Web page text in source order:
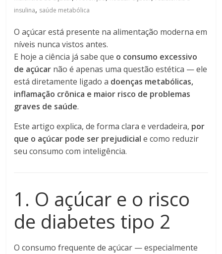
insulina, saúde metabólica
O açúcar está presente na alimentação moderna em
níveis nunca vistos antes.
E hoje a ciência já sabe que o consumo excessivo
de açúcar não é apenas uma questão estética — ele
está diretamente ligado a doenças metabólicas,
inflamação crônica e maior risco de problemas
graves de saúde.
Este artigo explica, de forma clara e verdadeira, por
que o açúcar pode ser prejudicial e como reduzir
seu consumo com inteligência.
1. O açúcar e o risco
de diabetes tipo 2
O consumo frequente de açúcar — especialmente